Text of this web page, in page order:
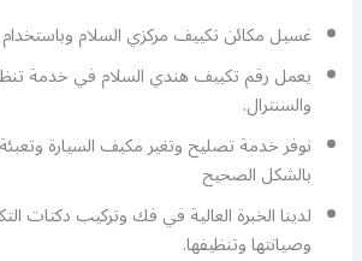
غسيل مكائن تكييف مركزي السلام
يعمل رقم تكييف هندي السلام في خدمة
والسنترال.
نوفر خدمة تصليح وتغير مكيف السيارة
بالشكل الصحيح
لدينا الخبرة العالية في فك وتركيب دكتات
وصيانتها وتنظيفها.